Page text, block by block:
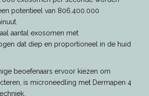
potentieel van 806.400.000
aantal exosomen met
dat diep en proportioneel in de huid
beoefenaars ervoor kiezen om
is microneedling met Dermapen 4